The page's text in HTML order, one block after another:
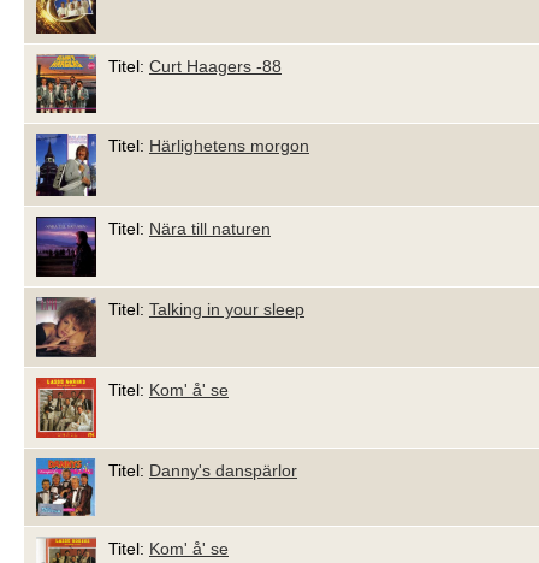
Titel: Curt Haagers -88
Titel: Härlighetens morgon
Titel: Nära till naturen
Titel: Talking in your sleep
Titel: Kom' å' se
Titel: Danny's danspärlor
Titel: Kom' å' se